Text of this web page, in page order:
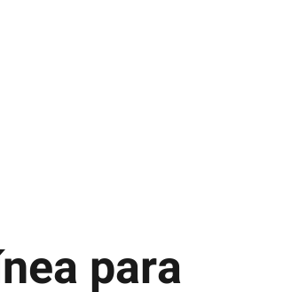
para